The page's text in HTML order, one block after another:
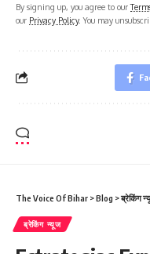
By signing up, you agree to our
our Privacy Policy. You may
The Voice Of Bihar >Blog >ब्रेकिंग
ब्रेकिंग न्यूज